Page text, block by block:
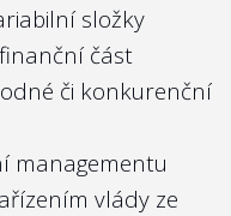
složky
část
či konkurenční
managementu
vlády ze